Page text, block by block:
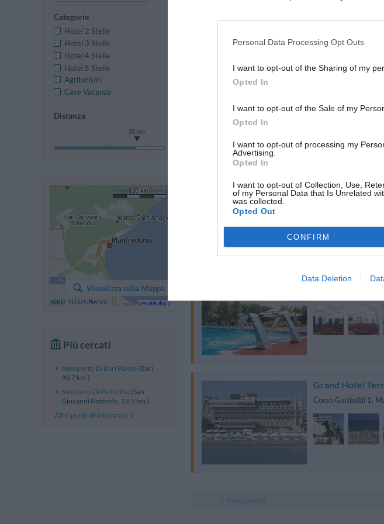
Personal Data Processing Opt Outs
I want to opt-out of the Sharing of my
Opted In
I want to opt-out of the Sale of my
Opted In
I want to opt-out of processing my
Advertising.
Opted In
I want to opt-out of Collection, Use,
of my Personal Data that Is Unrelated
was collected.
Opted Out
CONFIRM
Data Deletion
Le Case Vacanze
delle tipicità di questa
villette sono indipend...
Via Cappuccini 123
L'Hotel Pace si trova
della Sofferenza e
Giardino Degli
Grand Hotel
Corso Garibaldi 1 ,
Categorie
Hotel 2 Stelle
Hotel 3 Stelle
Hotel 4 Stelle
Hotel 5 Stelle
Agriturismi
Case Vacanza
Distanza
35 km
Visualizza sulla Mappa
Più cercati
Aeroporto Di Bari Palese (Bari,
90.7 km.)
Santuario Di Padre Pio (San
Giovanni Rotondo, 19.5 km.)
Altri punti di interesse